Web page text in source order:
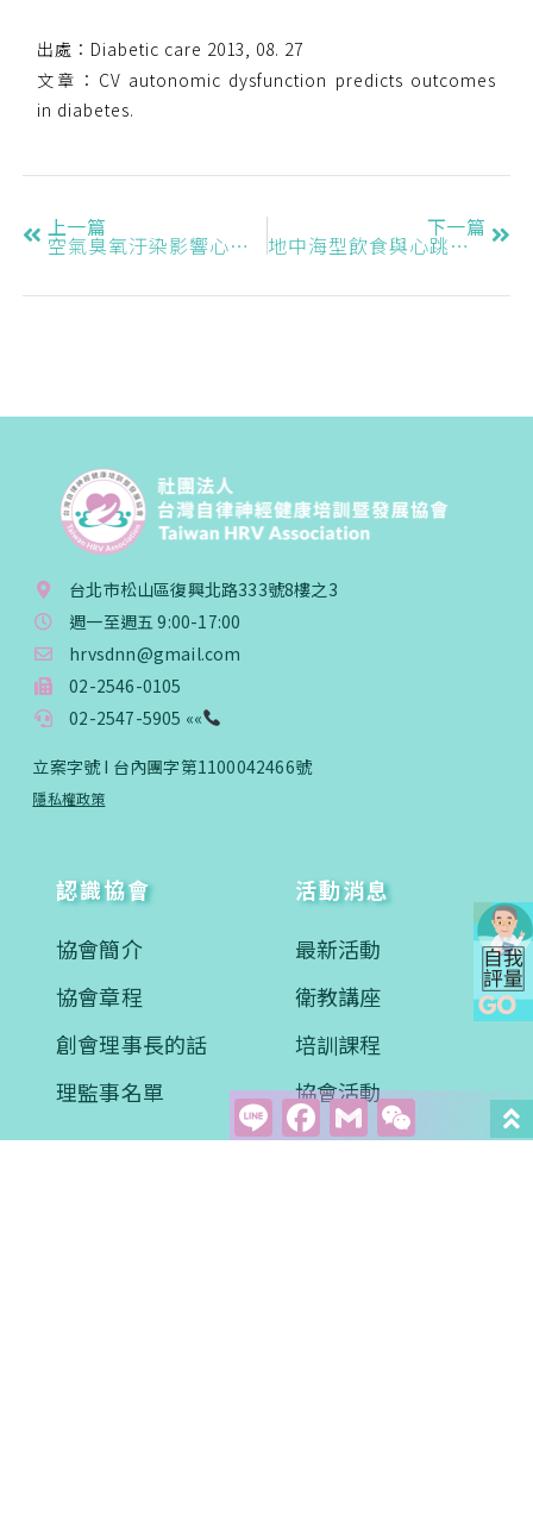
出處：Diabetic care 2013, 08. 27
文章：CV autonomic dysfunction predicts outcomes
in diabetes.
上一篇
空氣臭氧汙染影響心跳率變異度
下一篇
地中海型飲食與心跳率變異度
台北市松山區復興北路333號8樓之3
週一至週五 9:00-17:00
hrvsdnn@gmail.com
02-2546-0105
02-2547-5905 ««
立案字號 I 台內團字第1100042466號
隱私權政策
認識協會
協會簡介
協會章程
創會理事長的話
理監事名單
活動消息
最新活動
衛教講座
培訓課程
協會活動
LineFacebook
Gmail